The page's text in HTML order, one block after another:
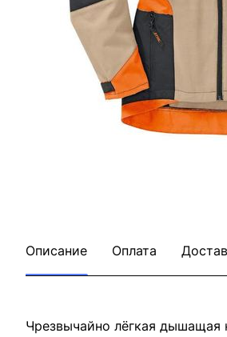
Описание Оплата
Чрезвычайно лёгкая дышащая